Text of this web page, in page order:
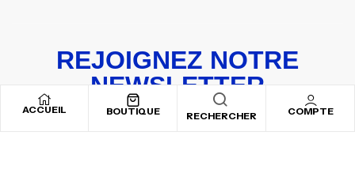
ACCUEIL BOUTIQUE RECHERCHER COMPTE
REJOIGNEZ NOTRE
NEWSLETTER
Inscrivez-vous pour recevoir nos offres spéciales